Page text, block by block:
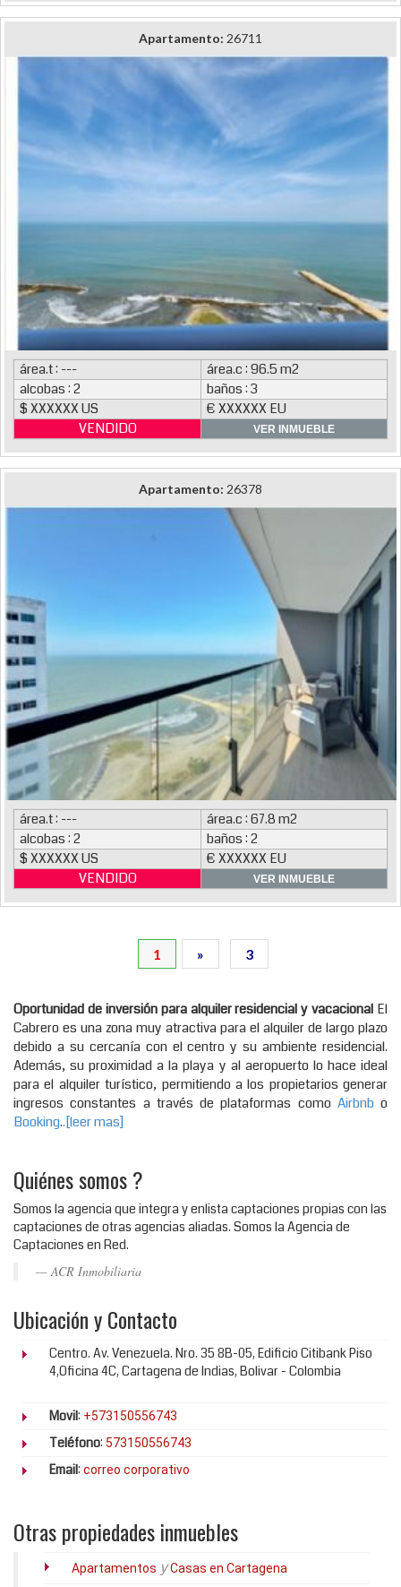
Apartamento: 26711
área.t : ---
área.c : 96.5 m2
alcobas : 2
baños : 3
$ XXXXXX US
€ XXXXXX EU
VENDIDO
VER INMUEBLE
Apartamento: 26378
área.t : ---
área.c : 67.8 m2
alcobas : 2
baños : 2
$ XXXXXX US
€ XXXXXX EU
VENDIDO
VER INMUEBLE
1 » 3
Oportunidad de inversión para alquiler residencial y vacacional El
Cabrero es una zona muy atractiva para el alquiler de largo plazo
debido a su cercanía con el centro y su ambiente residencial.
Además, su proximidad a la playa y al aeropuerto lo hace ideal
para el alquiler turístico, permitiendo a los propietarios generar
ingresos constantes a través de plataformas como Airbnbo
Booking..[leer mas]
Quiénes somos ?
Somos la agencia que integra y enlista captaciones propias con las
captaciones de otras agencias aliadas. Somos la Agencia de
Captaciones en Red.
ACR Inmobiliaria
Ubicación y Contacto
Centro. Av. Venezuela. Nro. 35 8B-05, Edificio Citibank Piso
4,Oficina 4C, Cartagena de Indias, Bolivar - Colombia
Movil: +573150556743
Teléfono: 573150556743
Email: correo corporativo
Otras propiedades inmuebles
Apartamentos yCasas en Cartagena